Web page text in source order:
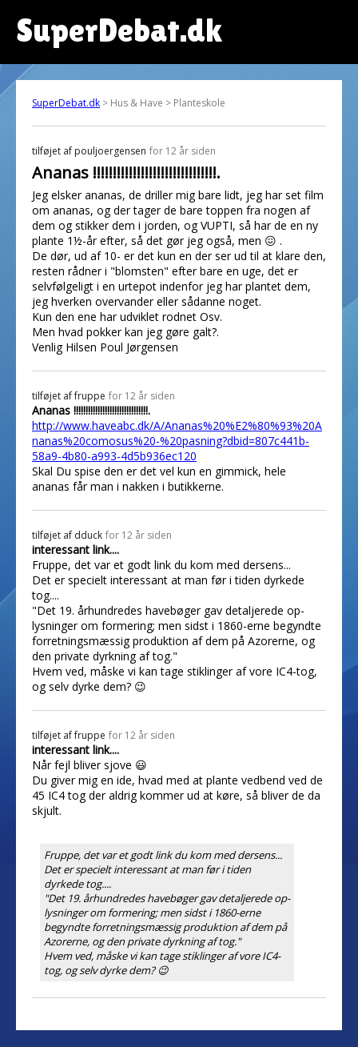
SuperDebat.dk
SuperDebat.dk > Hus & Have > Planteskole
tilføjet af pouljoergensen for 12 år siden
Ananas !!!!!!!!!!!!!!!!!!!!!!!!!!!!!!!.
Jeg elsker ananas, de driller mig bare lidt, jeg har set film
om ananas, og der tager de bare toppen fra nogen af
dem og stikker dem i jorden, og VUPTI, så har de en ny
plante 1½-år efter, så det gør jeg også, men 😖 .
De dør, ud af 10- er det kun en der ser ud til at klare den,
resten rådner i "blomsten" efter bare en uge, det er
selvfølgeligt i en urtepot indenfor jeg har plantet dem,
jeg hverken overvander eller sådanne noget.
Kun den ene har udviklet rodnet Osv.
Men hvad pokker kan jeg gøre galt?.
Venlig Hilsen Poul Jørgensen
tilføjet affruppe for 12 år siden
Ananas !!!!!!!!!!!!!!!!!!!!!!!!!!!!!!!.
http://www.haveabc.dk/A/Ananas%20%E2%80%93%20A
nanas%20comosus%20-%20pasning?dbid=807c441b-
58a9-4b80-a993-4d5b936ec120
Skal Du spise den er det vel kun en gimmick, hele
ananas får man i nakken i butikkerne.
tilføjet af dduck for 12 år siden
interessant link....
Fruppe, det var et godt link du kom med dersens...
Det er specielt interessant at man før i tiden dyrkede
tog....
"Det 19. århundredes havebøger gav detaljerede op­
lysninger om formering; men sidst i 1860-erne begyndte
forretnings­mæssig produktion af dem på Azorerne, og
den private dyrkning af tog."
Hvem ved, måske vi kan tage stiklinger af vore IC4-tog,
og selv dyrke dem? 😉
tilføjet affruppe for 12 år siden
interessant link....
Når fejl bliver sjove 😃
Du giver mig en ide, hvad med at plante vedbend ved de
45 IC4 tog der aldrig kommer ud at køre, så bliver de da
skjult.
Fruppe, det var et godt link du kom med dersens...
Det er specielt interessant at man før i tiden
dyrkede tog....
"Det 19. århundredes havebøger gav detaljerede op­
lysninger om formering; men sidst i 1860-erne
begyndte forretnings­mæssig produktion af dem på
Azorerne, og den private dyrkning af tog."
Hvem ved, måske vi kan tage stiklinger af vore IC4-
tog, og selv dyrke dem? 😉